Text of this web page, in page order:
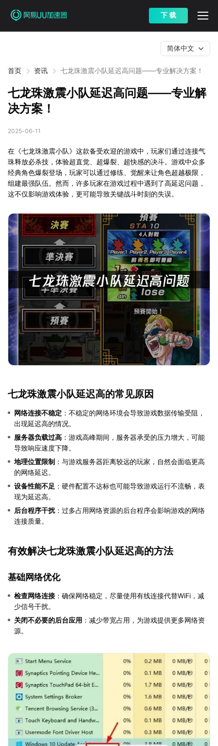
下 载
首页 资讯 七龙珠激震小队延迟高问题——专业解决方案！
简体中文
七龙珠激震小队延迟高问题——专业解
决方案！
2025-06-11
在《七龙珠激震小队》这款备受欢迎的游戏中，玩家们通过连接气
珠释放必杀技，体验超直觉、超爆裂、超快感的决斗。游戏中众多
经典角色爆裂登场，玩家可以通过修练、觉醒来让角色超越极限，
组建最强队伍。然而，许多玩家在游戏过程中遇到了高延迟问题，
这不仅影响游戏体验，更可能导致关键战斗时刻的失误。
七龙珠激震小队延迟高的常见原因
网络连接不稳定 ：不稳定的网络环境会导致游戏数据传输受阻，
出现延迟高的情况。
服务器负载过高 ：游戏高峰期间，服务器承受的压力增大，可能
导致响应速度下降。
地理位置限制 ：与游戏服务器距离较远的玩家，自然会面临更高
的网络延迟。
设备性能不足 ：硬件配置不达标也可能导致游戏运行不流畅，表
现为延迟高。
后台程序干扰：过多占用网络资源的后台程序会影响游戏的网络
连接质量。
有效解决七龙珠激震小队延迟高的方法
基础网络优化
检查网络连接 ：确保网络稳定，尽量使用有线连接代替WiFi，减
少信号干扰。
关闭不必要的后台应用 ：减少带宽占用，为游戏提供更多网络资
源。